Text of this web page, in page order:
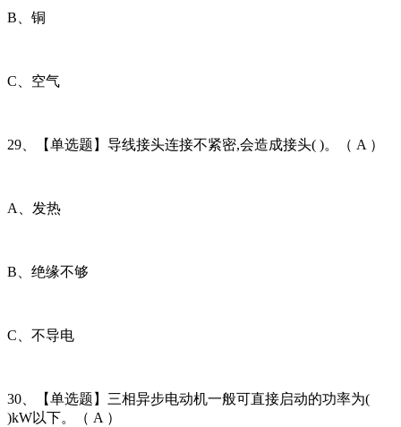
B、铜
C、空气
29、【单选题】导线接头连接不紧密,会造成接头( )。（ A ）
A、发热
B、绝缘不够
C、不导电
30、【单选题】三相异步电动机一般可直接启动的功率为(
)kW以下。（ A ）